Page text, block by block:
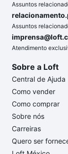
Assuntos
Assuntos
Atendimento
Sobre a Loft
Central de Ajuda
Como vender
Como comprar
Sobre nós
Carreiras
Quero ser